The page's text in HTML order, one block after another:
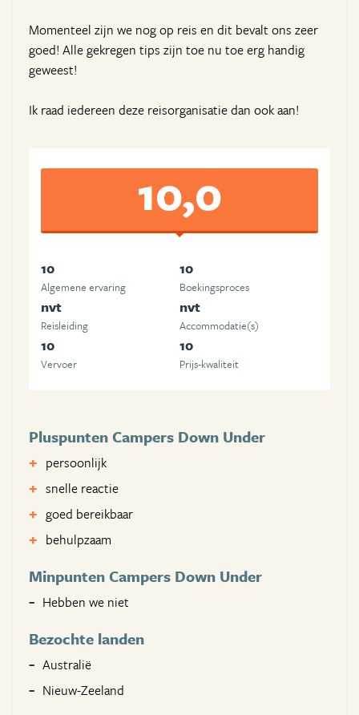
Momenteel zijn we nog op reis en dit bevalt ons zeer
goed! Alle gekregen tips zijn toe nu toe erg handig
geweest!
Ik raad iedereen deze reisorganisatie dan ook aan!
10,0
10
Algemene ervaring
10
Boekingsproces
nvt
Reisleiding
nvt
Accommodatie(s)
10
Vervoer
10
Prijs-kwaliteit
Pluspunten Campers Down Under
persoonlijk
snelle reactie
goed bereikbaar
behulpzaam
Minpunten Campers Down Under
Hebben we niet
Bezochte landen
Australië
Nieuw-Zeeland